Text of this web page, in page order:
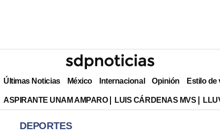
Últimas Noticias México Internacional Opinión Estilo de
ASPIRANTE UNAM AMPARO LUIS CÁRDENAS MVS
DEPORTES